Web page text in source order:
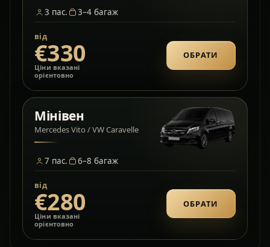
3 пас. 3–4 багаж
від
€330
Ціни вказані
орієнтовно
ОБРАТИ
Мінівен
Mercedes Vito / VW Caravelle
7 пас. 6–8 багаж
від
€280
Ціни вказані
орієнтовно
ОБРАТИ